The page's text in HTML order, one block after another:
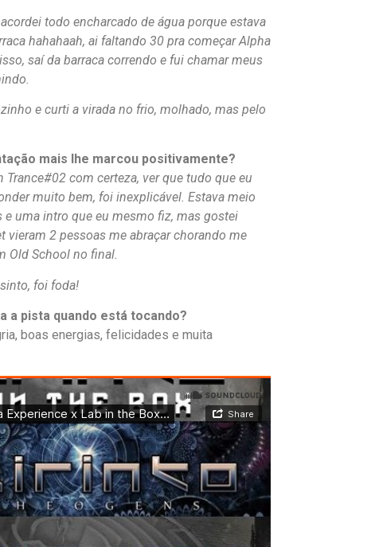
todo encharcado de água porque estava
hahahaah, ai faltando 30 pra começar Alpha
saí da barraca correndo e fui chamar meus
e curti a virada no frio, molhado, mas pelo
mais lhe marcou positivamente?
com certeza, ver que tudo que eu
muito bem, foi inexplicável. Estava meio
uma intro que eu mesmo fiz, mas gostei
vieram 2 pessoas me abraçar chorando me
Old School no final.
foi foda!
a pista quando está tocando?
boas energias, felicidades e muita